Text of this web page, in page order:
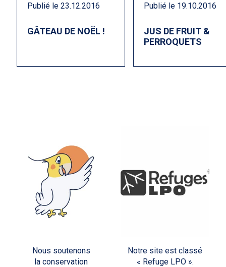
Publié le 23.12.2016
GÂTEAU DE NOËL !
Publié le 19.10.2016
JUS DE FRUIT &
PERROQUETS
Nous soutenons
la conservation
Notre site est classé
« Refuge LPO ».